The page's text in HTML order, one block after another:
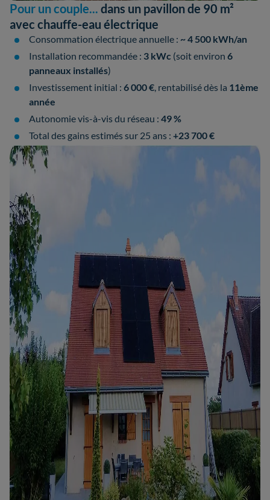
Pour un couple... dans un pavillon de 90 m²
avec chauffe-eau électrique
Consommation électrique annuelle : ~ 4 500 kWh/an
Installation recommandée : 3 kWc (soit environ 6
panneaux installés)
Investissement initial : 6 000 €, rentabilisé dès la 11ème
année
Autonomie vis-à-vis du réseau : 49 %
Total des gains estimés sur 25 ans : +23 700 €